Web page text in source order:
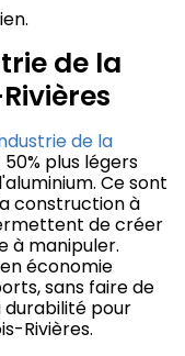
de la
de la
plus légers
Ce sont
construction à
de créer
à manipuler.
économie
sans faire de
durabilité pour
Rivières.